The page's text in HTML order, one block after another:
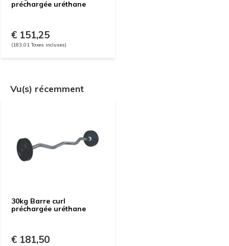
préchargée uréthane
€ 151,25
(183,01 Taxes incluses)
Vu(s) récemment
30kg Barre curl
préchargée uréthane
€ 181,50